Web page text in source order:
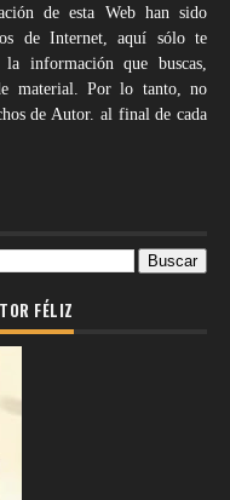
de esta Web han sido
de Internet, aquí sólo te
información que buscas,
material. Por lo tanto, no
de Autor. al final de cada
FÉLIZ